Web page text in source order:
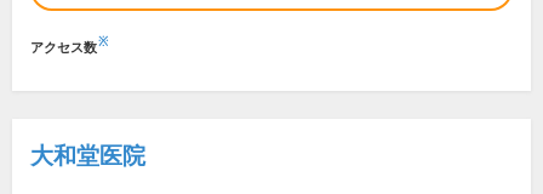
アクセス数※
大和堂医院